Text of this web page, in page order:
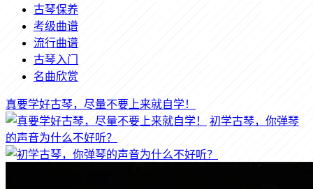
古琴保养
考级曲谱
流行曲谱
古琴入门
名曲欣赏
真要学好古琴，尽量不要上来就自学！
初学古琴，你弹琴
的声音为什么不好听？